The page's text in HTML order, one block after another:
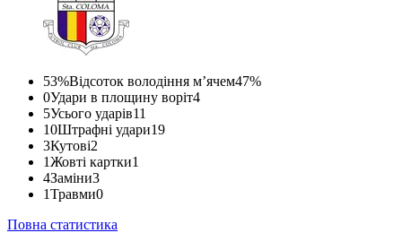
53%Відсоток володіння м’ячем47%
0Удари в площину воріт4
5Усього ударів11
10Штрафні удари19
3Кутові2
1Жовті картки1
4Заміни3
1Травми0
Повна статистика